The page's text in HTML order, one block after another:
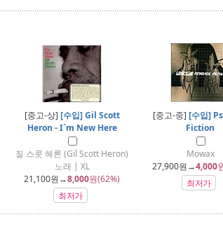
[중고-상] [수입] Gil Scott
Heron - I`m New Here
질 스콧 헤론 (Gil Scott Heron)
노래 | XL
21,100원→8,000원(62%)
최저가
[중고-중] [수입]
Fiction
Mowax
27,900원→4,000
최저가